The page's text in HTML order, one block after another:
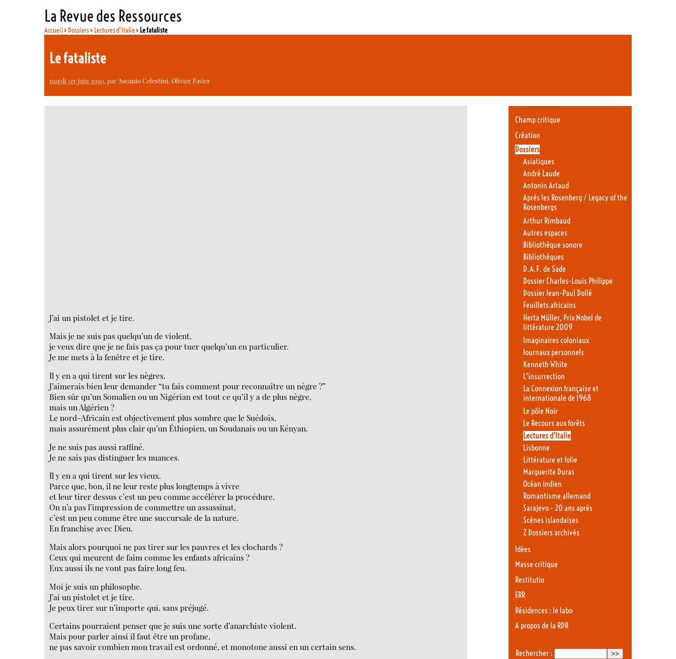
La Revue des Ressources
Accueil> Dossiers> Lectures d’Italie> Le fataliste
Le fataliste
mardi 1er juin 2010, parAscanio Celestini,Olivier Favier
J’ai un pistolet et je tire.
Mais je ne suis pas quelqu’un de violent,
je veux dire que je ne fais pas ça pour tuer quelqu’un en particulier.
Je me mets à la fenêtre et je tire.
Il y en a qui tirent sur les nègres.
J’aimerais bien leur demander “tu fais comment pour reconnaître un nègre ?”
Bien sûr qu’un Somalien ou un Nigérian est tout ce qu’il y a de plus nègre,
mais un Algérien ?
Le nord-Africain est objectivement plus sombre que le Suédois,
mais assurément plus clair qu’un Éthiopien, un Soudanais ou un Kényan.
Je ne suis pas aussi raffiné.
Je ne sais pas distinguer les nuances.
Il y en a qui tirent sur les vieux.
Parce que, bon, il ne leur reste plus longtemps à vivre
et leur tirer dessus c’est un peu comme accélérer la procédure.
On n’a pas l’impression de commettre un assassinat,
c’est un peu comme être une succursale de la nature.
En franchise avec Dieu.
Mais alors pourquoi ne pas tirer sur les pauvres et les clochards ?
Ceux qui meurent de faim comme les enfants africains ?
Eux aussi ils ne vont pas faire long feu.
Moi je suis un philosophe.
J’ai un pistolet et je tire.
Je peux tirer sur n’importe qui, sans préjugé.
Certains pourraient penser que je suis une sorte d’anarchiste violent.
Mais pour parler ainsi il faut être un profane,
ne pas savoir combien mon travail est ordonné, et monotone aussi en un certain sens.
Champ critique
Création
Dossiers
Asiatiques
André Laude
Antonin Artaud
Après les Rosenberg / Legacy of the
Rosenbergs
Arthur Rimbaud
Autres espaces
Bibliothèque sonore
Bibliothèques
D.A.F. de Sade
Dossier Charles-Louis Philippe
Dossier Jean-Paul Dollé
Feuillets africains
Herta Müller, Prix Nobel de
littérature 2009
Imaginaires coloniaux
Journaux personnels
Kenneth White
L’insurrection
La Connexion française et
internationale de 1968
Le pôle Noir
Le Recours aux forêts
Lectures d’Italie
Lisbonne
Littérature et folie
Marguerite Duras
Océan indien
Romantisme allemand
Sarajevo - 20 ans après
Scènes islandaises
Z Dossiers archivés
Idées
Masse critique
Restitutio
ERR
Résidences : le labo
A propos de la RDR
Rechercher :